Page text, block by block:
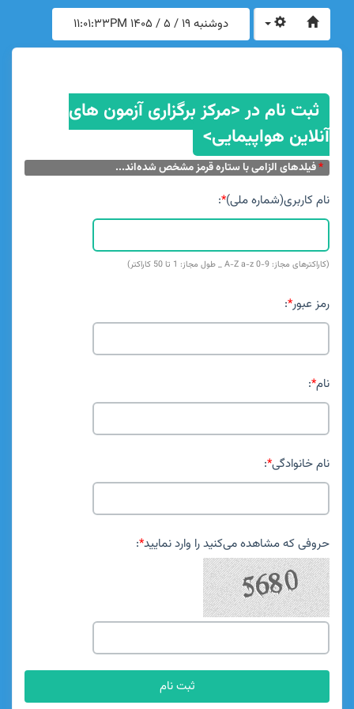
دوشنبه 19 / 5 / 1405 11:01:33PM
ثبت نام در <مرکز برگزاری آزمون های
آنلاین هواپیمایی>
*فیلدهای الزامی با ستاره قرمز مشخص شده‌اند...
نام کاربری(شماره ملی)*
:
(کاراکترهای مجاز: A-Z a-z 0-9 _ طول مجاز: 1 تا 50 کاراکتر)
رمز عبور*
:
نام*
:
نام خانوادگی*
:
حروفی که مشاهده می‌کنید را وارد نمایید*
: